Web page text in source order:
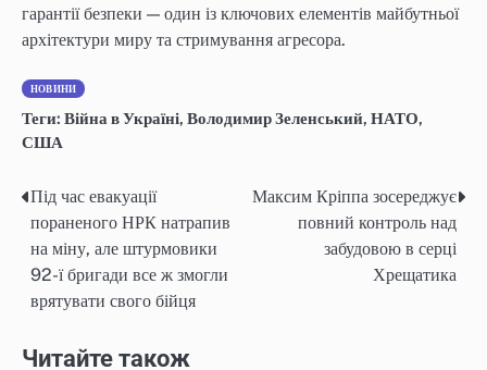
гарантії безпеки — один із ключових елементів майбутньої
архітектури миру та стримування агресора.
НОВИНИ
Теги: Війна в Україні, Володимир Зеленський, НАТО,
США
Навігація
записів
Під час евакуації
пораненого НРК натрапив
на міну, але штурмовики
92-ї бригади все ж змогли
врятувати свого бійця
Максим Кріппа зосереджує
повний контроль над
забудовою в серці
Хрещатика
Читайте також